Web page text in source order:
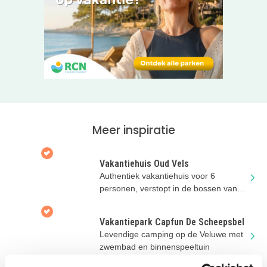
privé sanitair aangelegd. Huur je liever een
accommodatie? Er zijn stacaravans, chalets en
trekkersthutten te huur.
Dagje uit!
Wil je eens een dagje weg? Avonturenpark Hellendoorn is
vakantie? Klik door naar de website om te reserveren!
Meer inspiratie
Vakantiehuis Oud Vels
Authentiek vakantiehuis voor 6
personen, verstopt in de bossen van
Vakantiepark Capfun De Scheepsbel
Levendige camping op de Veluwe met
zwembad en binnenspeeltuin